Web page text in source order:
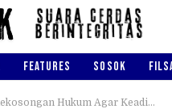
FEATURES SOSOK
Benar Secara Hukum, Pasti dan Bermanfaat Bagi Masyarakat